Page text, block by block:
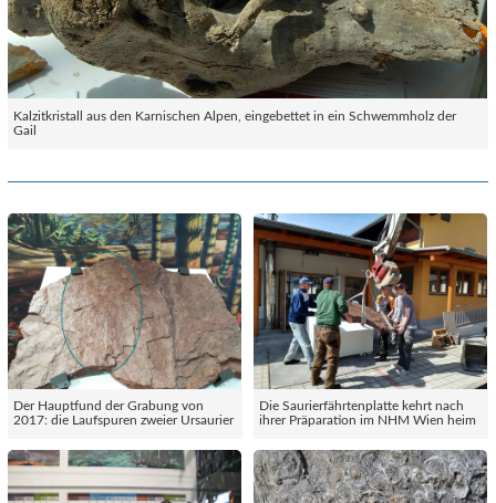
Kalzitkristall aus den Karnischen Alpen, eingebettet in ein Schwemmholz der
Gail
Der Hauptfund der Grabung von
2017: die Laufspuren zweier Ursaurier
Die Saurierfährtenplatte kehrt nach
ihrer Präparation im NHM Wien heim